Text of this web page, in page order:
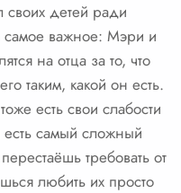
своих детей ради
самое важное: Мэри и
на отца за то, что
таким, какой он есть.
есть свои слабости
самый сложный
требовать от
любить их просто